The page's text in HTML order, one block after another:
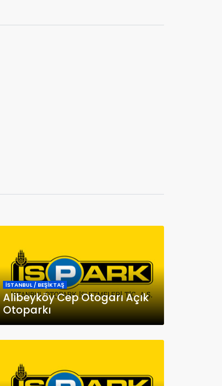
İSTANBUL / BEŞİKTAŞ
Alibeyköy Cep Otogarı Açık
Otoparkı